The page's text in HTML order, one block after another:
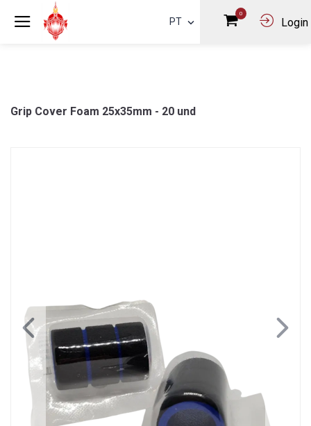
PT
0
Login
Grip Cover Foam 25x35mm - 20 und